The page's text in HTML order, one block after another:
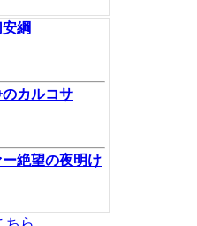
綱
カルコサ
絶望の夜明け
ちら